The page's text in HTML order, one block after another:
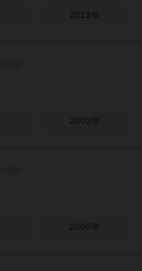
2013年
2002年
2006年